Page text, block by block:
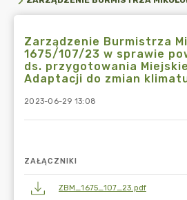
Zarządzenie Burmistrza
1675/107/23 w sprawie
ds. przygotowania
Adaptacji do zmian
2023-06-29 13:08
ZAŁĄCZNIKI
ZBM_1675_107_23.pdf